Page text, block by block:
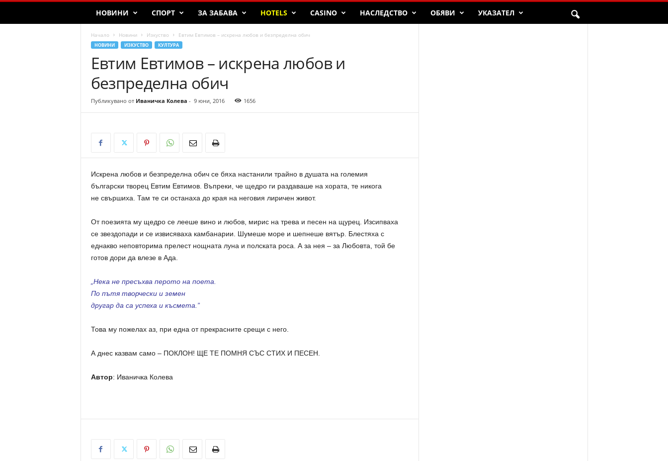
НОВИНИ СПОРТ ЗА ЗАБАВА HOTELS CASINO НАСЛЕДСТВО ОБЯВИ УКАЗАТЕЛ
Начало Новини Изкуство Евтим Евтимов – искрена любов и безпределна обич
НОВИНИ ИЗКУСТВО КУЛТУРА
Евтим Евтимов – искрена любов и
безпределна обич
Публикувано от Иваничка Колева - 9 юни, 2016 1656
Искрена любов и безпределна обич се бяха настанили трайно в душата на големия
български творец Евтим Евтимов. Въпреки, че щедро ги раздаваше на хората, те никога
не свършиха. Там те си останаха до края на неговия лиричен живот.
От поезията му щедро се лееше вино и любов, мирис на трева и песен на щурец. Изсипваха
се звездопади и се извисяваха камбанарии. Шумеше море и шепнеше вятър. Блестяха с
еднакво неповторима прелест нощната луна и полската роса. А за нея – за Любовта, той бе
готов дори да влезе в Ада.
„Нека не пресъхва перото на поета.
По пътя творчески и земен
другар да са успеха и късмета.”
Това му пожелах аз, при една от прекрасните срещи с него.
А днес казвам само – ПОКЛОН! ЩЕ ТЕ ПОМНЯ СЪС СТИХ И ПЕСЕН.
Автор: Иваничка Колева